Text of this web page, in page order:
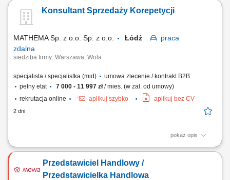
tym szkoleń z zakresu edukacji finansowej. Budowanie relacji z
klientami oraz pozyskiwanie nowych kontaktów dla partnerów
Konsultant Sprzedaży Korepetycji
MATHEMA Sp. z o.o. Sp. z o.o. Łódź
praca
zdalna
siedziba firmy: Warszawa, Wola
specjalista / specjalistka (mid)
umowa zlecenie / kontrakt B2B
pełny etat
7 000 - 11 997 zł/ mies. (w zal. od umowy)
rekrutacja online
aplikuj szybko aplikuj bez CV
2 dni
pokaż opis
Opis stanowiska: Zapewniamy ciepłą bazę klientów – zainteresowani
klientów, wykonujemy połączenia przez IP-telefon i zapisujemy
wszystkie działania. Kontakt z rodzicem (telefon/SMS), analiza potrzeb
Przedstawiciel Handlowy /
Przedstawicielka Handlowa